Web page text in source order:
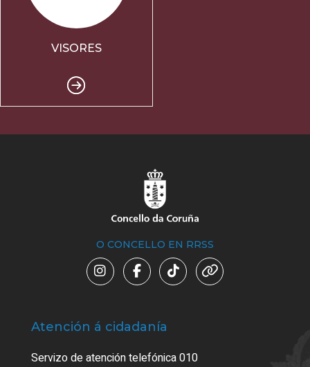
VISORES
O CONCELLO EN RRSS
Atención á cidadanía
Servizo de atención telefónica 010